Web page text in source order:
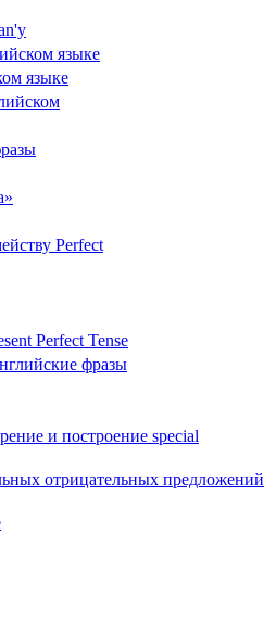
языке
языке
Perfect
Perfect Tense
фразы
и построение special
отрицательных предложений